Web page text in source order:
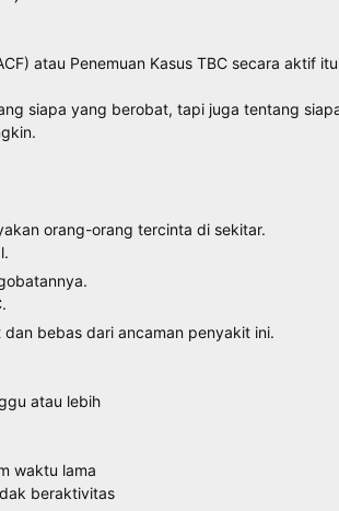
atau Penemuan Kasus TBC secara aktif
siapa yang berobat, tapi juga tentang
orang-orang tercinta di sekitar.
bebas dari ancaman penyakit ini.
atau lebih
waktu lama
beraktivitas